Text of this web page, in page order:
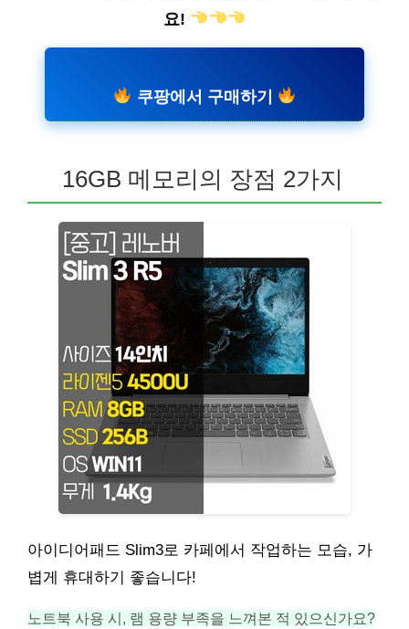
요!
쿠팡에서 구매하기
16GB 메모리의 장점 2가지
아이디어패드 Slim3로 카페에서 작업하는 모습, 가
볍게 휴대하기 좋습니다!
노트북 사용 시, 램 용량 부족을 느껴본 적 있으신가요?